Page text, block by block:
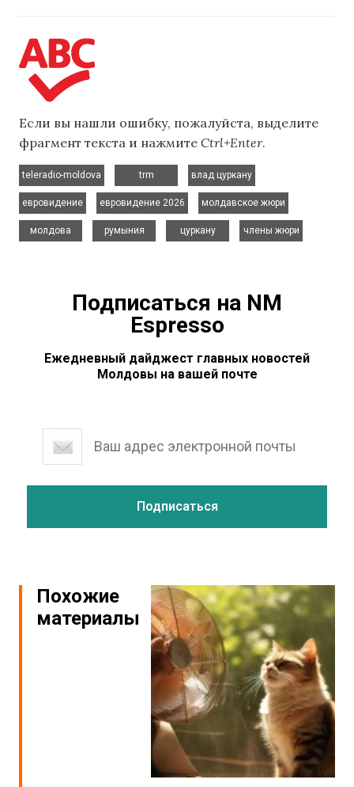
Если вы нашли ошибку, пожалуйста, выделите
фрагмент текста и нажмите Ctrl+Enter.
teleradio-moldova
trm
влад цуркану
евровидение
евровидение 2026
молдавское жюри
молдова
румыния
цуркану
члены жюри
Подписаться на NM
Espresso
Ежедневный дайджест главных новостей
Молдовы на вашей почте
Похожие
материалы